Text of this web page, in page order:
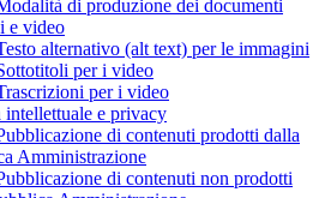
di produzione dei documenti
e video
alternativo (alt text) per le immagini
per i video
per i video
intellettuale e privacy
di contenuti prodotti dalla
Amministrazione
di contenuti non prodotti